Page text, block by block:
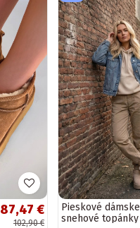
87,47 €
102,90 €
Pieskové dámske
snehové topánky